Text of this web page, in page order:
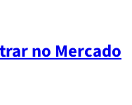
no Mercado